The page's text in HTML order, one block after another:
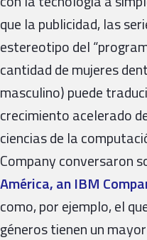
que la publicidad, las
estereotipo del
cantidad de mujeres
masculino) puede
crecimiento acelerado
ciencias de la
Company conversaron
América, an IBM
como, por ejemplo, el
géneros tienen un